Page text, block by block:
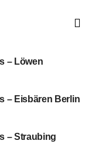
– Löwen
– Eisbären Berlin
– Straubing